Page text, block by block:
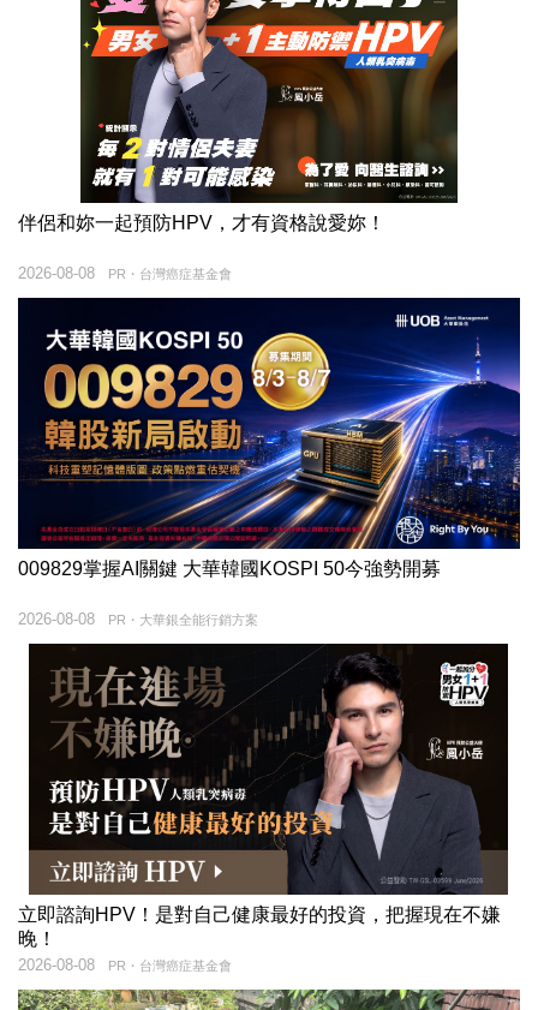
伴侶和妳一起預防HPV，才有資格說愛妳！
PR・台灣癌症基金會
2026-08-08
009829掌握AI關鍵 大華韓國KOSPI 50今強勢開募
PR・大華銀全能行銷方案
2026-08-08
立即諮詢HPV！是對自己健康最好的投資，把握現在不嫌
晚！
PR・台灣癌症基金會
2026-08-08